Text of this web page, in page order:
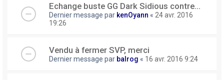
Echange buste GG Dark Sidious contre...
Dernier message par kenOyann « 24 avr. 2016
19:26
Vendu à fermer SVP, merci
Dernier message par balrog « 16 avr. 2016 9:24